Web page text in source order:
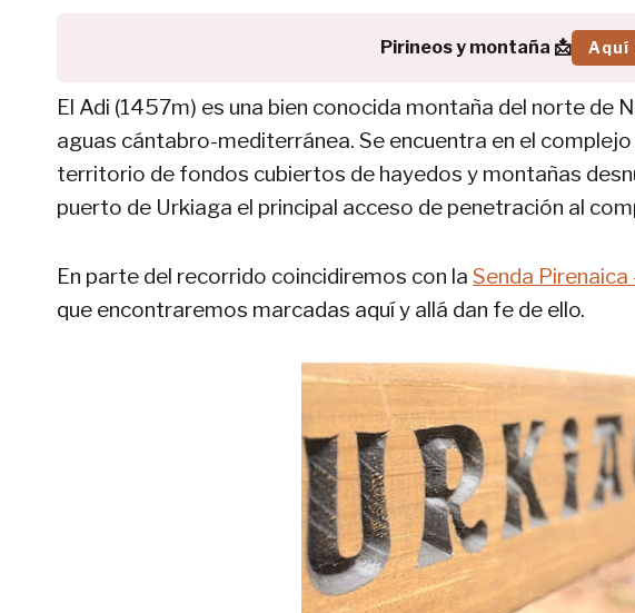
Pirineos y montaña 📩 Aquí
El Adi (1457m) es una bien conocida montaña del norte de
aguas cántabro-mediterránea. Se encuentra en el
territorio de fondos cubiertos de hayedos y montañas
puerto de Urkiaga el principal acceso de penetración al
En parte del recorrido coincidiremos con la Senda Pirenaica
que encontraremos marcadas aquí y allá dan fe de ello.